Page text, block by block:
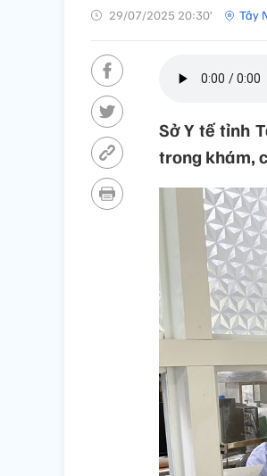
29/07/2025 20:30’ Tây
Sở Y tế tỉnh
trong khám,